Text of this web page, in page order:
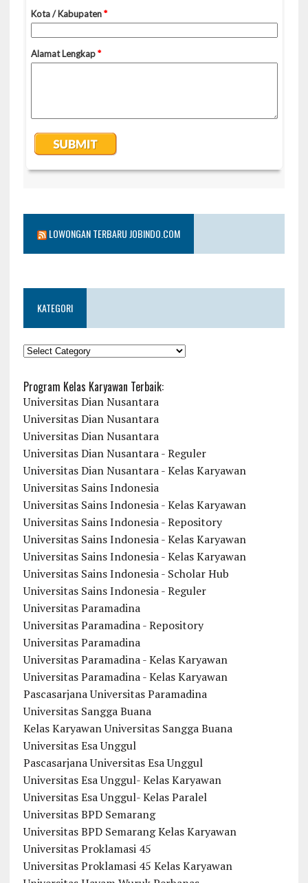
LOWONGAN TERBARU JOBINDO.COM
KATEGORI
KATEGORI
Program Kelas Karyawan Terbaik:
Universitas Dian Nusantara
Universitas Dian Nusantara
Universitas Dian Nusantara
Universitas Dian Nusantara - Reguler
Universitas Dian Nusantara - Kelas Karyawan
Universitas Sains Indonesia
Universitas Sains Indonesia - Kelas Karyawan
Universitas Sains Indonesia - Repository
Universitas Sains Indonesia - Kelas Karyawan
Universitas Sains Indonesia - Kelas Karyawan
Universitas Sains Indonesia - Scholar Hub
Universitas Sains Indonesia - Reguler
Universitas Paramadina
Universitas Paramadina - Repository
Universitas Paramadina
Universitas Paramadina - Kelas Karyawan
Universitas Paramadina - Kelas Karyawan
Pascasarjana Universitas Paramadina
Universitas Sangga Buana
Kelas Karyawan Universitas Sangga Buana
Universitas Esa Unggul
Pascasarjana Universitas Esa Unggul
Universitas Esa Unggul- Kelas Karyawan
Universitas Esa Unggul- Kelas Paralel
Universitas BPD Semarang
Universitas BPD Semarang Kelas Karyawan
Universitas Proklamasi 45
Universitas Proklamasi 45 Kelas Karyawan